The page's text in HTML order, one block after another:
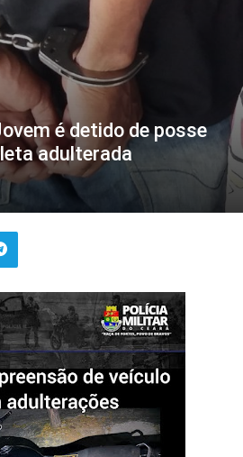
é detido de posse
adulterada